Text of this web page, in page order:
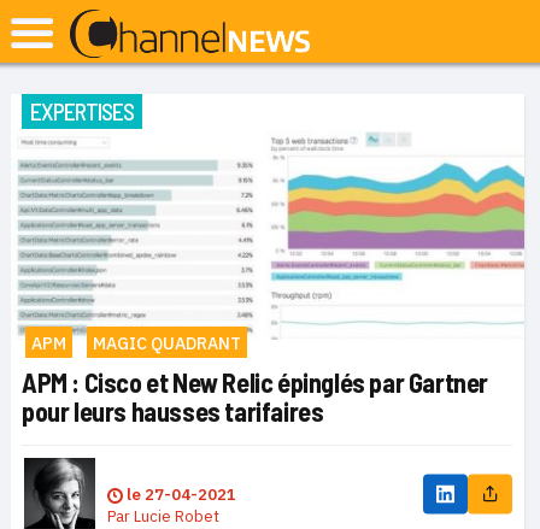
EXPERTISES
APM MAGIC QUADRANT
APM : Cisco et New Relic épinglés par Gartner
pour leurs hausses tarifaires
le 27-04-2021
ParLucie Robet